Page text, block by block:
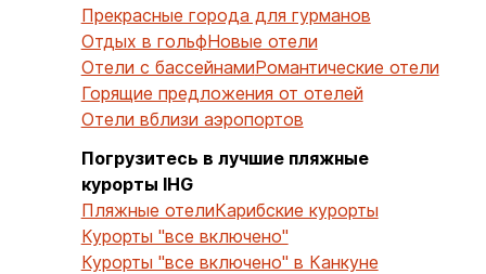
Прекрасные города для гурманов
Отдых в гольфНовые отели
Отели с бассейнамиРомантические отели
Горящие предложения от отелей
Отели вблизи аэропортов
Погрузитесь в лучшие пляжные
курорты IHG
Пляжные отелиКарибские курорты
Курорты "все включено"
Курорты "все включено" в Канкуне